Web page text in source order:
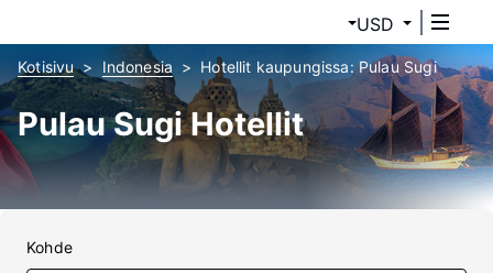
USD
Kotisivu Indonesia Hotellit kaupungissa: Pulau Sugi
Pulau Sugi Hotellit
Kohde